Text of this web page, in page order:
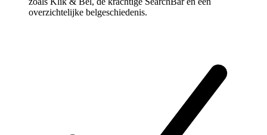
overzichtelijke belgeschiedenis.